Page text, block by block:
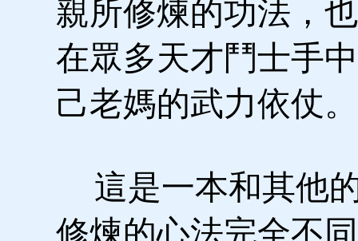
親所修煉的功法，
在眾多天才鬥士手
己老媽的武力依仗。
這是一本和其他
修煉的心法完全不